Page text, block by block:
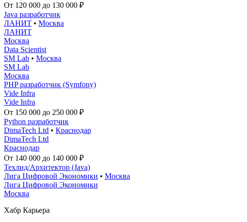
От 120 000 до 130 000 ₽
Java разработчик
ЛАНИТ • Москва
ЛАНИТ
Москва
Data Scientist
SM Lab • Москва
SM Lab
Москва
PHP разработчик (Symfony)
Vide Infra
Vide Infra
От 150 000 до 250 000 ₽
Python разработчик
DimaTech Ltd • Краснодар
DimaTech Ltd
Краснодар
От 140 000 до 140 000 ₽
Техлид/Архитектор (Java)
Лига Цифровой Экономики • Москва
Лига Цифровой Экономики
Москва
Хабр Карьера